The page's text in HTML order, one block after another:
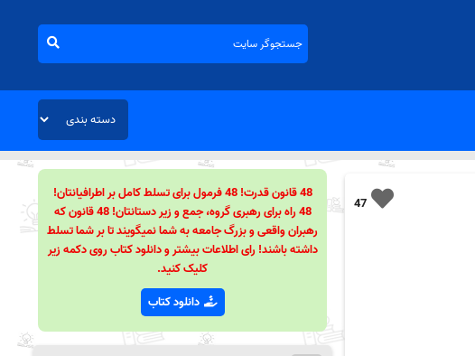
47
48 قانون قدرت! 48 فرمول برای تسلط کامل بر اطرافیانتان!
48 راه برای رهبری گروه، جمع و زیر دستانتان! 48 قانون که
رهبران واقعی و بزرگ جامعه به شما نمیگویند تا بر شما تسلط
داشته باشند! رای اطلاعات بیشتر و دانلود کتاب روی دکمه زیر
کلیک کنید.
دانلود کتاب